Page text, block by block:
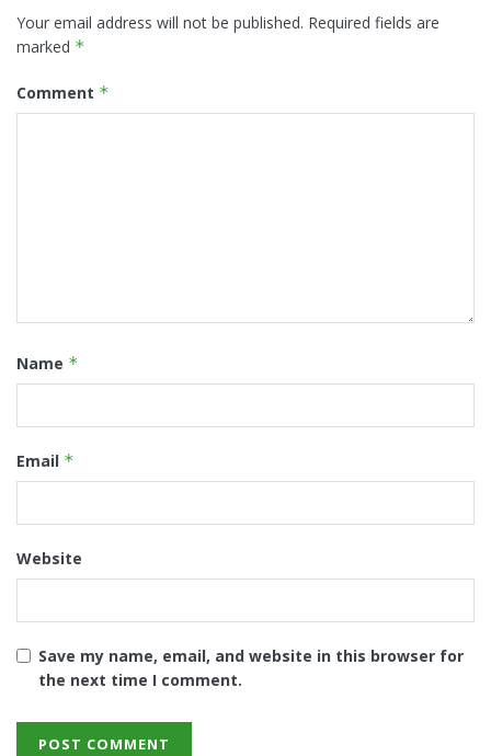
Your email address will not be published. Required fields are
marked *
Comment *
Name *
Email *
Website
Save my name, email, and website in this browser for
the next time I comment.